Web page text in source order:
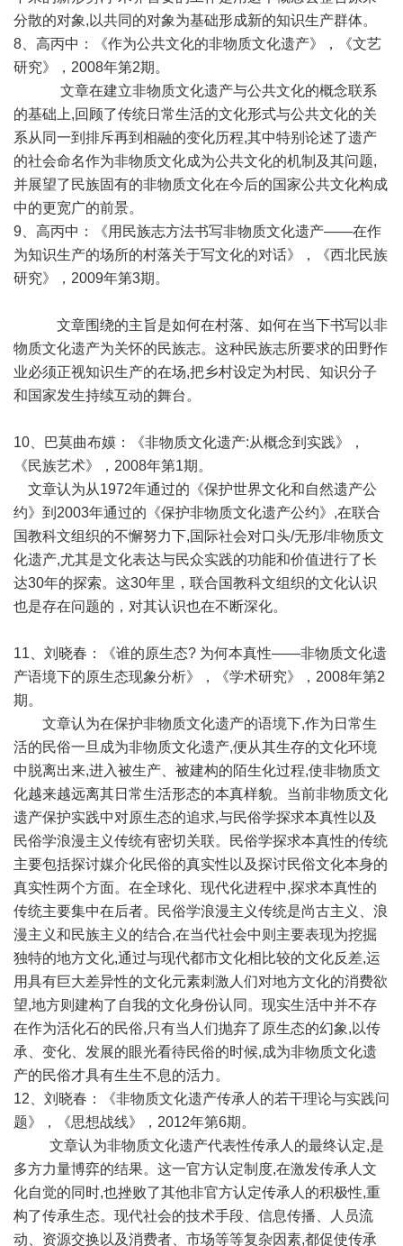
分散的对象,以共同的对象为基础形成新的知识生产群体。
8、高丙中：《作为公共文化的非物质文化遗产》，《文艺
研究》，2008年第2期。
文章在建立非物质文化遗产与公共文化的概念联系
的基础上,回顾了传统日常生活的文化形式与公共文化的关
系从同一到排斥再到相融的变化历程,其中特别论述了遗产
的社会命名作为非物质文化成为公共文化的机制及其问题,
并展望了民族固有的非物质文化在今后的国家公共文化构成
中的更宽广的前景。
9、高丙中：《用民族志方法书写非物质文化遗产——在作
为知识生产的场所的村落关于写文化的对话》，《西北民族
研究》，2009年第3期。
文章围绕的主旨是如何在村落、如何在当下书写以非
物质文化遗产为关怀的民族志。这种民族志所要求的田野作
业必须正视知识生产的在场,把乡村设定为村民、知识分子
和国家发生持续互动的舞台。
10、巴莫曲布嫫：《非物质文化遗产:从概念到实践》，
《民族艺术》，2008年第1期。
文章认为从1972年通过的《保护世界文化和自然遗产公
约》到2003年通过的《保护非物质文化遗产公约》,在联合
国教科文组织的不懈努力下,国际社会对口头/无形/非物质文
化遗产,尤其是文化表达与民众实践的功能和价值进行了长
达30年的探索。这30年里，联合国教科文组织的文化认识
也是存在问题的，对其认识也在不断深化。
11、刘晓春：《谁的原生态? 为何本真性——非物质文化遗
产语境下的原生态现象分析》，《学术研究》，2008年第2
期。
文章认为在保护非物质文化遗产的语境下,作为日常生
活的民俗一旦成为非物质文化遗产,便从其生存的文化环境
中脱离出来,进入被生产、被建构的陌生化过程,使非物质文
化越来越远离其日常生活形态的本真样貌。当前非物质文化
遗产保护实践中对原生态的追求,与民俗学探求本真性以及
民俗学浪漫主义传统有密切关联。民俗学探求本真性的传统
主要包括探讨媒介化民俗的真实性以及探讨民俗文化本身的
真实性两个方面。在全球化、现代化进程中,探求本真性的
传统主要集中在后者。民俗学浪漫主义传统是尚古主义、浪
漫主义和民族主义的结合,在当代社会中则主要表现为挖掘
独特的地方文化,通过与现代都市文化相比较的文化反差,运
用具有巨大差异性的文化元素刺激人们对地方文化的消费欲
望,地方则建构了自我的文化身份认同。现实生活中并不存
在作为活化石的民俗,只有当人们抛弃了原生态的幻象,以传
承、变化、发展的眼光看待民俗的时候,成为非物质文化遗
产的民俗才具有生生不息的活力。
12、刘晓春：《非物质文化遗产传承人的若干理论与实践问
题》，《思想战线》，2012年第6期。
文章认为非物质文化遗产代表性传承人的最终认定,是
多方力量博弈的结果。这一官方认定制度,在激发传承人文
化自觉的同时,也挫败了其他非官方认定传承人的积极性,重
构了传承生态。现代社会的技术手段、信息传播、人员流
动、资源交换以及消费者、市场等等复杂因素,都促使传承